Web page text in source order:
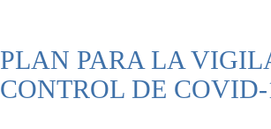
PLAN PARA LA
CONTROL DE